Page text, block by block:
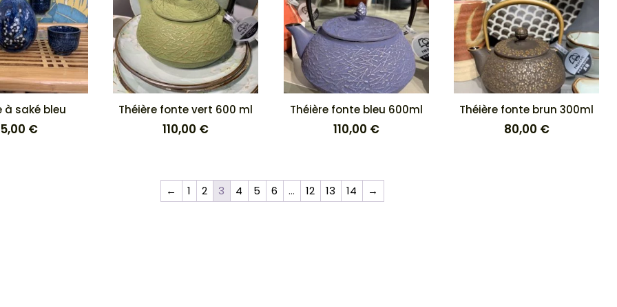
à saké bleu
€
Théière fonte vert 600 ml
110,00 €
Théière fonte bleu 600ml
110,00 €
Théière fonte brun 300ml
80,00 €
← 1 2 3 4 5 6 … 12 13 14 →